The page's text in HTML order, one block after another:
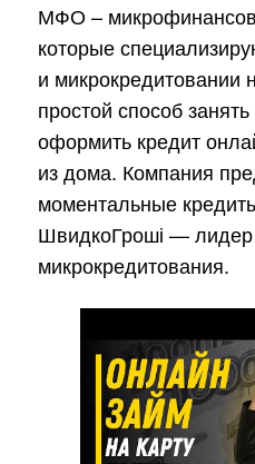
МФО –
которые
и
простой способ
оформить кредит
из дома. Компания
моментальные
ШвидкоГроші — лидер
микрокредитования.